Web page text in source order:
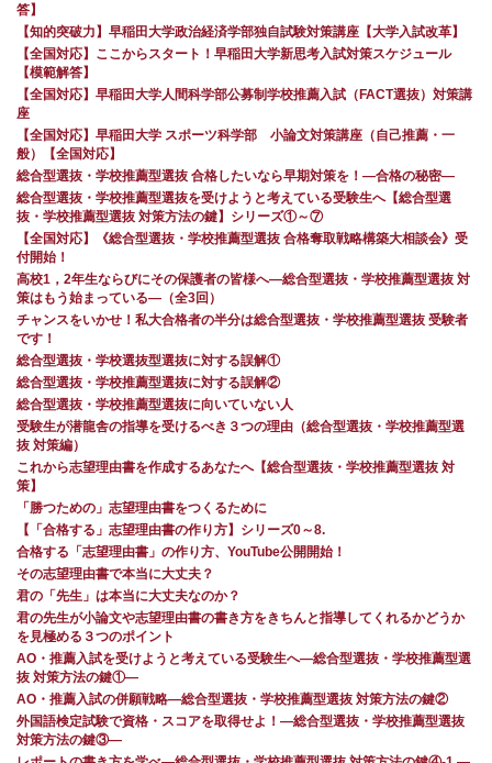
答】
【知的突破力】早稲田大学政治経済学部独自試験対策講座【大学入試改革】
【全国対応】ここからスタート！早稲田大学新思考入試対策スケジュール
【模範解答】
【全国対応】早稲田大学人間科学部公募制学校推薦入試（FACT選抜）対策講
座
【全国対応】早稲田大学 スポーツ科学部 小論文対策講座（自己推薦・一
般）【全国対応】
総合型選抜・学校推薦型選抜 合格したいなら早期対策を！—合格の秘密—
総合型選抜・学校推薦型選抜を受けようと考えている受験生へ【総合型選
抜・学校推薦型選抜 対策方法の鍵】シリーズ①～⑦
【全国対応】《総合型選抜・学校推薦型選抜 合格奪取戦略構築大相談会》受
付開始！
高校1，2年生ならびにその保護者の皆様へ―総合型選抜・学校推薦型選抜 対
策はもう始まっている―（全3回）
チャンスをいかせ！私大合格者の半分は総合型選抜・学校推薦型選抜 受験者
です！
総合型選抜・学校選抜型選抜に対する誤解①
総合型選抜・学校推薦型選抜に対する誤解②
総合型選抜・学校推薦型選抜に向いていない人
受験生が潜龍舎の指導を受けるべき３つの理由（総合型選抜・学校推薦型選
抜 対策編）
これから志望理由書を作成するあなたへ【総合型選抜・学校推薦型選抜 対
策】
「勝つための」志望理由書をつくるために
【「合格する」志望理由書の作り方】シリーズ0～8.
合格する「志望理由書」の作り方、YouTube公開開始！
その志望理由書で本当に大丈夫？
君の「先生」は本当に大丈夫なのか？
君の先生が小論文や志望理由書の書き方をきちんと指導してくれるかどうか
を見極める３つのポイント
AO・推薦入試を受けようと考えている受験生へ―総合型選抜・学校推薦型選
抜 対策方法の鍵①―
AO・推薦入試の併願戦略―総合型選抜・学校推薦型選抜 対策方法の鍵②
外国語検定試験で資格・スコアを取得せよ！―総合型選抜・学校推薦型選抜
対策方法の鍵③―